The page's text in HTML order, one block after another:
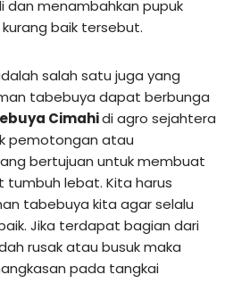
dan menambahkan pupuk
baik tersebut.
salah satu juga yang
tabebuya dapat berbunga
Cimahidi agro sejahtera
pemotongan atau
bertujuan untuk membuat
lebat. Kita harus
tabebuya kita agar selalu
Jika terdapat bagian dari
rusak atau busuk maka
pada tangkai